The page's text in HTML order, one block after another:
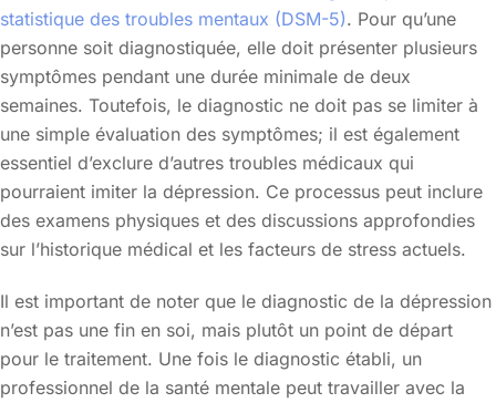
statistique des troubles mentaux (DSM-5). Pour qu’une
personne soit diagnostiquée, elle doit présenter plusieurs
symptômes pendant une durée minimale de deux
semaines. Toutefois, le diagnostic ne doit pas se limiter à
une simple évaluation des symptômes; il est également
essentiel d’exclure d’autres troubles médicaux qui
pourraient imiter la dépression. Ce processus peut inclure
des examens physiques et des discussions approfondies
sur l’historique médical et les facteurs de stress actuels.
Il est important de noter que le diagnostic de la dépression
n’est pas une fin en soi, mais plutôt un point de départ
pour le traitement. Une fois le diagnostic établi, un
professionnel de la santé mentale peut travailler avec la